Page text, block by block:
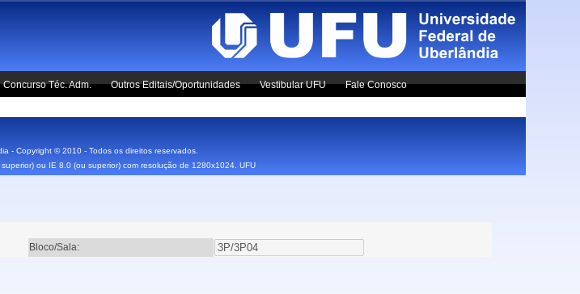
Concurso Téc. Adm. Outros Editais/Oportunidades Vestibular UFU Fale Conosco
Bloco/Sala:
- Copyright © 2010 - Todos os direitos reservados.
ou IE 8.0 (ou superior) com resolução de 1280x1024. UFU